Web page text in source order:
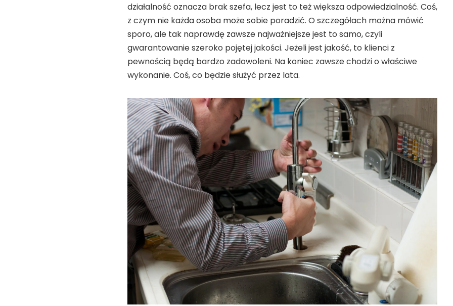
działalność oznacza brak szefa, lecz jest to też większa odpowiedzialność. Coś,
z czym nie każda osoba może sobie poradzić. O szczegółach można mówić
sporo, ale tak naprawdę zawsze najważniejsze jest to samo, czyli
gwarantowanie szeroko pojętej jakości. Jeżeli jest jakość, to klienci z
pewnością będą bardzo zadowoleni. Na koniec zawsze chodzi o właściwe
wykonanie. Coś, co będzie służyć przez lata.